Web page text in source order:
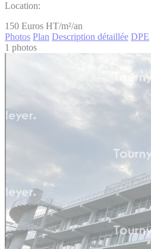
Location:
150 Euros HT/m²/an
Photos Plan Description détaillée DPE
1 photos